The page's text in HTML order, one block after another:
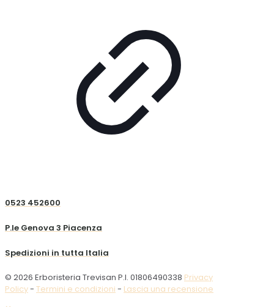
0523 452600
P.le Genova 3 Piacenza
Spedizioni in tutta Italia
© 2026 Erboristeria Trevisan P.I. 01806490338 Privacy
Policy- Termini e condizioni - Lascia una recensione